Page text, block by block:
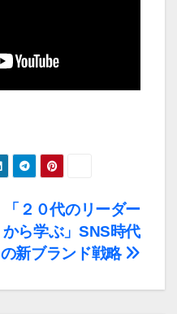
「２０代のリーダー
から学ぶ」SNS時代
の新ブランド戦略